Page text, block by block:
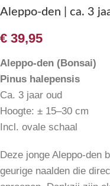
Aleppo-den | ca. 3
€ 39,95
Aleppo-den (Bonsai)
Pinus halepensis
Ca. 3 jaar oud
Hoogte: ± 15–30 cm
Incl. ovale schaal
Deze jonge Aleppo-den
geurige naalden die